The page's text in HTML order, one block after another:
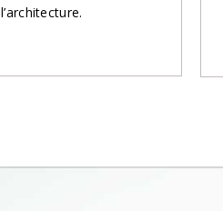
l’architecture.